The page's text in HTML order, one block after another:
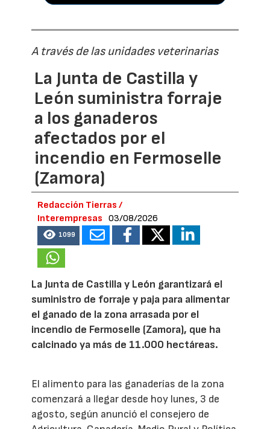
A través de las unidades veterinarias
La Junta de Castilla y
León suministra forraje
a los ganaderos
afectados por el
incendio en Fermoselle
(Zamora)
Redacción Tierras /
Interempresas
03/08/2026
1099
La Junta de Castilla y León garantizará el
suministro de forraje y paja para alimentar
el ganado de la zona arrasada por el
incendio de Fermoselle (Zamora), que ha
calcinado ya más de 11.000 hectáreas.
El alimento para las ganaderías de la zona
comenzará a llegar desde hoy lunes, 3 de
agosto, según anunció el consejero de